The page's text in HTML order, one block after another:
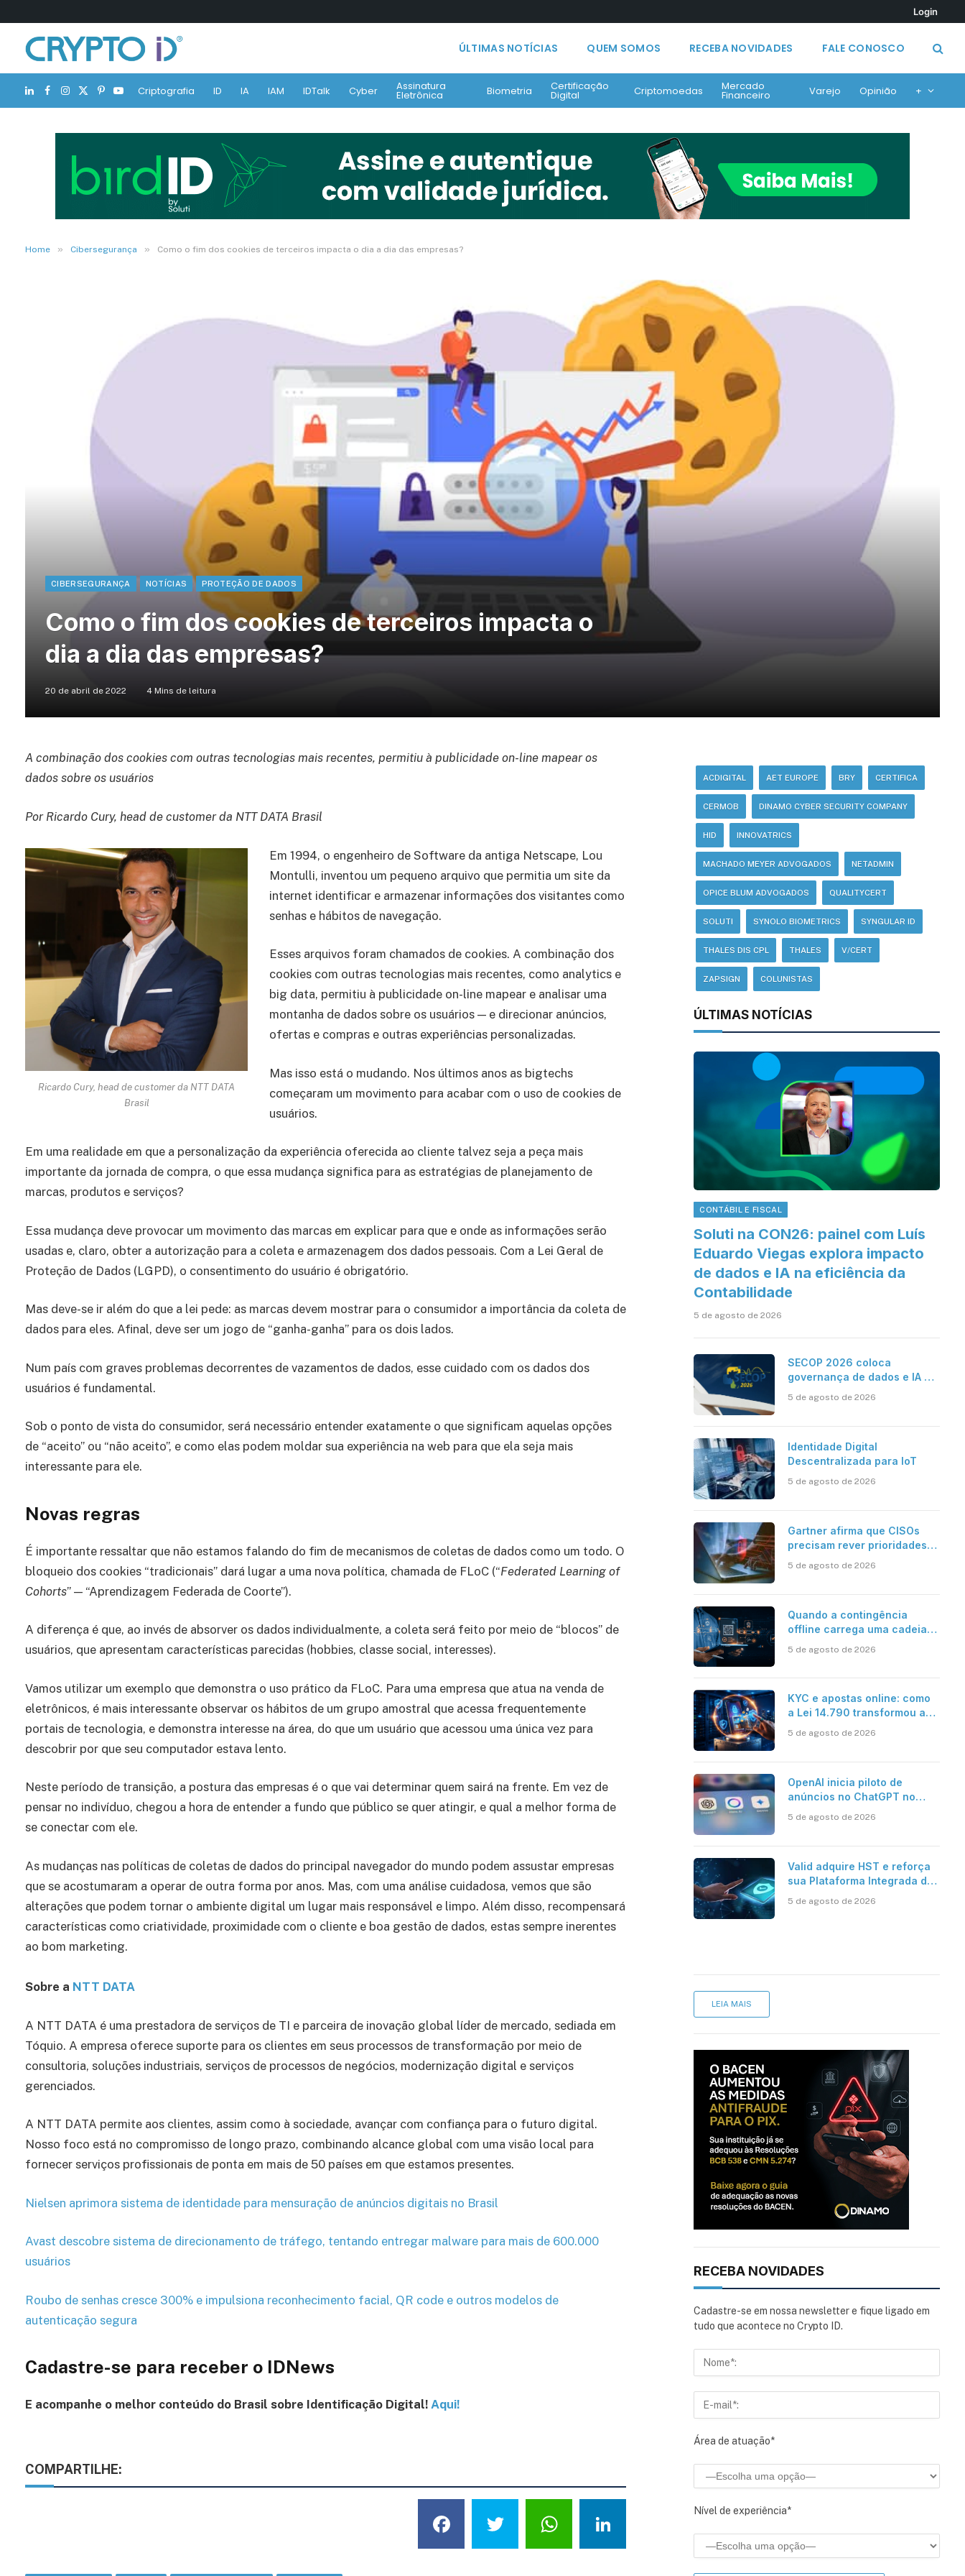
Login
ÚLTIMAS NOTÍCIAS QUEM SOMOS RECEBA NOVIDADES FALE CONOSCO
LinkedIn
Facebook
Instagram
X
(Twitter)
Pinterest
YouTubeCriptografia ID IA IAM IDTalk Cyber Assinatura
Eletrônica Biometria Certificação
Digital Criptomoedas Mercado
Financeiro Varejo Opinião +
Home » Cibersegurança » Como o fim dos cookies de terceiros impacta o dia a dia das empresas?
CIBERSEGURANÇA NOTÍCIAS PROTEÇÃO DE DADOS
Como o fim dos cookies de terceiros impacta o
dia a dia das empresas?
20 de abril de 2022 4 Mins de leitura
A combinação dos cookies com outras tecnologias mais recentes, permitiu à publicidade on-line mapear os
dados sobre os usuários
Por Ricardo Cury, head de customer da NTT DATA Brasil
Ricardo Cury, head de customer da NTT DATA
Brasil
Em 1994, o engenheiro de Software da antiga Netscape, Lou
Montulli, inventou um pequeno arquivo que permitia um site da
internet identificar e armazenar informações dos visitantes como
senhas e hábitos de navegação.
Esses arquivos foram chamados de cookies. A combinação dos
cookies com outras tecnologias mais recentes, como analytics e
big data, permitiu à publicidade on-line mapear e analisar uma
montanha de dados sobre os usuários — e direcionar anúncios,
ofertas e compras e outras experiências personalizadas.
Mas isso está o mudando. Nos últimos anos as bigtechs
começaram um movimento para acabar com o uso de cookies de
usuários.
Em uma realidade em que a personalização da experiência oferecida ao cliente talvez seja a peça mais
importante da jornada de compra, o que essa mudança significa para as estratégias de planejamento de
marcas, produtos e serviços?
Essa mudança deve provocar um movimento das marcas em explicar para que e onde as informações serão
usadas e, claro, obter a autorização para a coleta e armazenagem dos dados pessoais. Com a Lei Geral de
Proteção de Dados (LGPD), o consentimento do usuário é obrigatório.
Mas deve-se ir além do que a lei pede: as marcas devem mostrar para o consumidor a importância da coleta de
dados para eles. Afinal, deve ser um jogo de “ganha-ganha” para os dois lados.
Num país com graves problemas decorrentes de vazamentos de dados, esse cuidado com os dados dos
usuários é fundamental.
Sob o ponto de vista do consumidor, será necessário entender exatamente o que significam aquelas opções
de “aceito” ou “não aceito”, e como elas podem moldar sua experiência na web para que ela seja mais
interessante para ele.
Novas regras
É importante ressaltar que não estamos falando do fim de mecanismos de coletas de dados como um todo. O
bloqueio dos cookies “tradicionais” dará lugar a uma nova política, chamada de FLoC (“Federated Learning of
Cohorts” — “Aprendizagem Federada de Coorte”).
A diferença é que, ao invés de absorver os dados individualmente, a coleta será feito por meio de “blocos” de
usuários, que apresentam características parecidas (hobbies, classe social, interesses).
Vamos utilizar um exemplo que demonstra o uso prático da FLoC. Para uma empresa que atua na venda de
eletrônicos, é mais interessante observar os hábitos de um grupo amostral que acessa frequentemente
portais de tecnologia, e demonstra interesse na área, do que um usuário que acessou uma única vez para
descobrir por que seu computador estava lento.
Neste período de transição, a postura das empresas é o que vai determinar quem sairá na frente. Em vez de
pensar no indivíduo, chegou a hora de entender a fundo que público se quer atingir, e qual a melhor forma de
se conectar com ele.
As mudanças nas políticas de coletas de dados do principal navegador do mundo podem assustar empresas
que se acostumaram a operar de outra forma por anos. Mas, com uma análise cuidadosa, vemos que são
alterações que podem tornar o ambiente digital um lugar mais responsável e limpo. Além disso, recompensará
características como criatividade, proximidade com o cliente e boa gestão de dados, estas sempre inerentes
ao bom marketing.
Sobre a NTT DATA
A NTT DATA é uma prestadora de serviços de TI e parceira de inovação global líder de mercado, sediada em
Tóquio. A empresa oferece suporte para os clientes em seus processos de transformação por meio de
consultoria, soluções industriais, serviços de processos de negócios, modernização digital e serviços
gerenciados.
A NTT DATA permite aos clientes, assim como à sociedade, avançar com confiança para o futuro digital.
Nosso foco está no compromisso de longo prazo, combinando alcance global com uma visão local para
fornecer serviços profissionais de ponta em mais de 50 países em que estamos presentes.
Nielsen aprimora sistema de identidade para mensuração de anúncios digitais no Brasil
Avast descobre sistema de direcionamento de tráfego, tentando entregar malware para mais de 600.000
usuários
Roubo de senhas cresce 300% e impulsiona reconhecimento facial, QR code e outros modelos de
autenticação segura
Cadastre-se para receber o IDNews
E acompanhe o melhor conteúdo do Brasil sobre Identificação Digital! Aqui!
COMPARTILHE:
Facebook
TwitterWhatsApp
LinkedIn
ACDIGITAL AET EUROPE BRY CERTIFICA
CERMOB DINAMO CYBER SECURITY COMPANY
HID INNOVATRICS
MACHADO MEYER ADVOGADOS NETADMIN
OPICE BLUM ADVOGADOS QUALITYCERT
SOLUTI SYNOLO BIOMETRICS SYNGULAR ID
THALES DIS CPL THALES V/CERT
ZAPSIGN COLUNISTAS
ÚLTIMAS NOTÍCIAS
CONTÁBIL E FISCAL
Soluti na CON26: painel com Luís
Eduardo Viegas explora impacto
de dados e IA na eficiência da
Contabilidade
5 de agosto de 2026
SECOP 2026 coloca
governança de dados e IA no
5 de agosto de 2026
Identidade Digital
Descentralizada para IoT
5 de agosto de 2026
Gartner afirma que CISOs
precisam rever prioridades
para enfrentar os desafios
5 de agosto de 2026
Quando a contingência
offline carrega uma cadeia
5 de agosto de 2026
KYC e apostas online: como
a Lei 14.790 transformou a
mercado brasileiro
5 de agosto de 2026
OpenAI inicia piloto de
anúncios no ChatGPT no
5 de agosto de 2026
Valid adquire HST e reforça
sua Plataforma Integrada de
5 de agosto de 2026
LEIA MAIS
RECEBA NOVIDADES
Cadastre-se em nossa newsletter e fique ligado em
tudo que acontece no Crypto ID.
Área de atuação*
Nível de experiência*